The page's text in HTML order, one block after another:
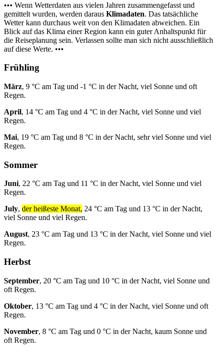
••• Wenn Wetterdaten aus vielen Jahren zusammengefasst und
gemittelt wurden, werden daraus Klimadaten. Das tatsächliche
Wetter kann durchaus weit von den Klimadaten abweichen. Ein
Blick auf das Klima einer Region kann ein guter Anhaltspunkt für
die Reiseplanung sein. Verlassen sollte man sich nicht ausschließlich
auf diese Werte. •••
Frühling
März, 9 °C am Tag und -1 °C in der Nacht, viel Sonne und oft
Regen.
April, 14 °C am Tag und 4 °C in der Nacht, viel Sonne und viel
Regen.
Mai, 19 °C am Tag und 8 °C in der Nacht, sehr viel Sonne und viel
Regen.
Sommer
Juni, 22 °C am Tag und 11 °C in der Nacht, viel Sonne und viel
Regen.
July, der heißeste Monat, 24 °C am Tag und 13 °C in der Nacht,
viel Sonne und viel Regen.
August, 23 °C am Tag und 13 °C in der Nacht, viel Sonne und viel
Regen.
Herbst
September, 20 °C am Tag und 10 °C in der Nacht, viel Sonne und
oft Regen.
Oktober, 13 °C am Tag und 4 °C in der Nacht, viel Sonne und oft
Regen.
November, 8 °C am Tag und 0 °C in der Nacht, kaum Sonne und
oft Regen.